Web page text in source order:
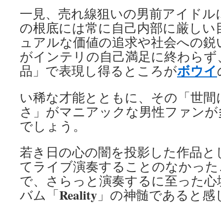
一見、売れ線狙いの男前アイド
の根底には常に自己内部に厳し
ュアルな価値の追求や社会への
がインテリの自己満足に終わら
品」で表現し得るところがボウイ
い稀な才能とともに、その「世
さ」がマニアックな男性ファン
でしょう。
若き日の心の闇を投影した作品と
てライブ演奏することのなかっ
で、さらっと演奏するに至った
バム「Reality 」の神髄であると